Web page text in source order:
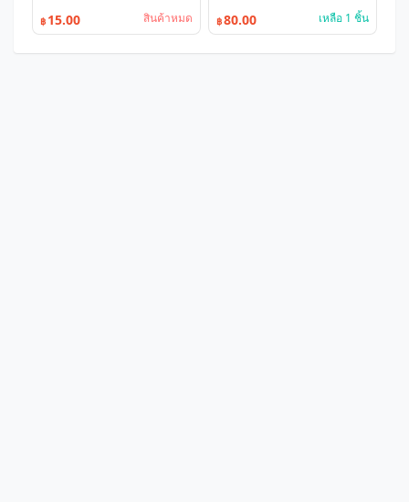
฿ 15.00 สินค้าหมด ฿80.00 เหลือ 1 ชิ้น